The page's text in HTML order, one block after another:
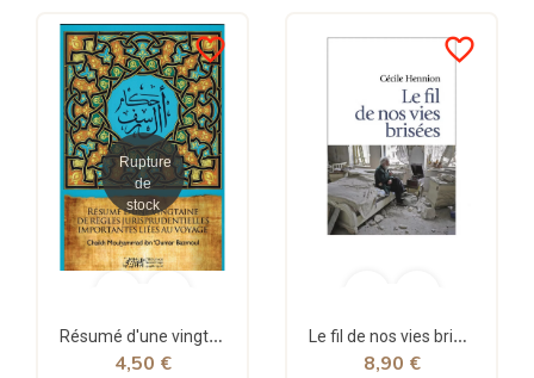
favorite_border
Rupture
de
stock
Résumé d'une vingtaine de règles jurisprudentielles liées au voyage - Bazmoul - Héritage...
4,50 €
favorite_border
Le fil de nos vies brisées - poche - Cécile Hennion - Points
8,90 €